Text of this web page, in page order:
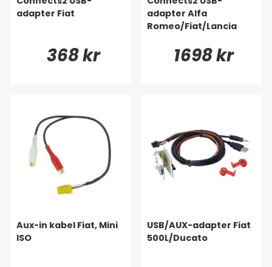
adapter Fiat
368 kr
adapter Alfa
Romeo/Fiat/Lancia
1698 kr
Aux-in kabel Fiat, Mini
ISO
USB/AUX-adapter Fiat
500L/Ducato